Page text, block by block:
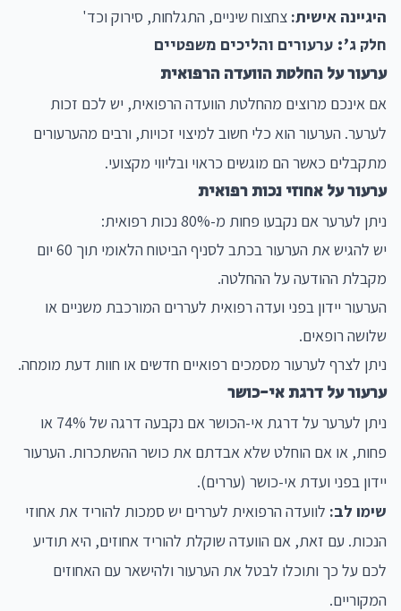
היגיינה אישית: צחצוח שיניים, התגלחות, סירוק וכד'
חלק ג': ערעורים והליכים משפטיים
ערעור על החלטת הוועדה הרפואית
אם אינכם מרוצים מהחלטת הוועדה הרפואית, יש לכם זכות
לערער. הערעור הוא כלי חשוב למיצוי זכויות, ורבים מהערעורים
מתקבלים כאשר הם מוגשים כראוי ובליווי מקצועי.
ערעור על אחוזי נכות רפואית
ניתן לערער אם נקבעו פחות מ-80% נכות רפואית:
יש להגיש את הערעור בכתב לסניף הביטוח הלאומי תוך 60 יום
מקבלת ההודעה על ההחלטה.
הערעור יידון בפני ועדה רפואית לעררים המורכבת משניים או
שלושה רופאים.
ניתן לצרף לערעור מסמכים רפואיים חדשים או חוות דעת מומחה.
ערעור על דרגת אי-כושר
ניתן לערער על דרגת אי-הכושר אם נקבעה דרגה של 74% או
פחות, או אם הוחלט שלא אבדתם את כושר ההשתכרות. הערעור
יידון בפני ועדת אי-כושר (עררים).
שימו לב: לוועדה הרפואית לעררים יש סמכות להוריד את אחוזי
הנכות. עם זאת, אם הוועדה שוקלת להוריד אחוזים, היא תודיע
לכם על כך ותוכלו לבטל את הערעור ולהישאר עם האחוזים
המקוריים.